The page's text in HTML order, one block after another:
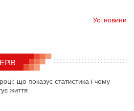
Усі новини
що показує статистика і чому
життя